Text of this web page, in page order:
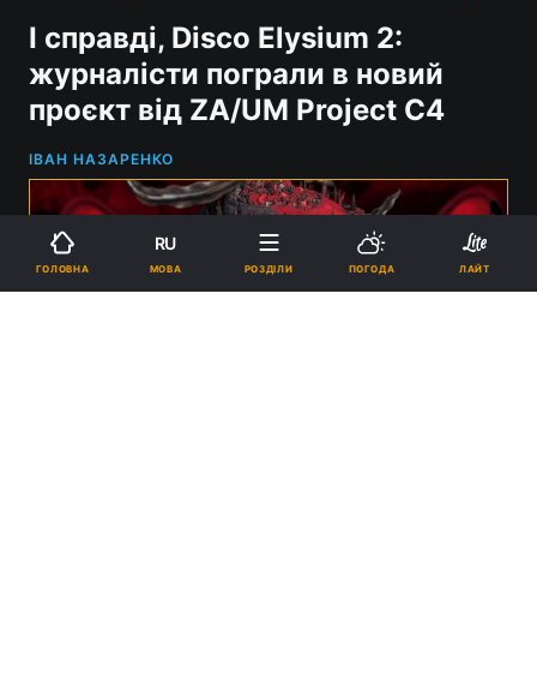
І справді, Disco Elysium 2:
журналісти пограли в новий
проєкт від ZA/UM Project C4
ІВАН НАЗАРЕНКО
ГОЛОВНА
RU
МОВА РОЗДІЛИ ПОГОДА ЛАЙТ